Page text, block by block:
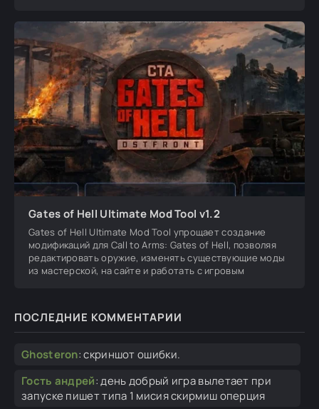
Gates of Hell Ultimate Mod Tool v1.2
Gates of Hell Ultimate Mod Tool упрощает создание
модификаций для Call to Arms: Gates of Hell, позволяя
редактировать оружие, изменять существующие моды
из мастерской, на сайте и работать с игровым
ПОСЛЕДНИЕ КОММЕНТАРИИ
Ghosteron:скриншот ошибки.
Гость андрей:день добрый игра вылетает при
запуске пишет типа 1 мисия скирмиш оперция